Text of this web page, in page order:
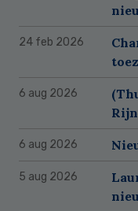
24 feb 2026
6 aug 2026
6 aug 2026
5 aug 2026